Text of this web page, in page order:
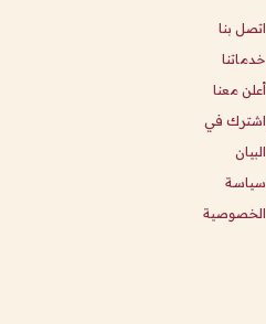
اتصل بنا
خدماتنا
أعلن معنا
اشترك في
البيان
سياسة
الخصوصية